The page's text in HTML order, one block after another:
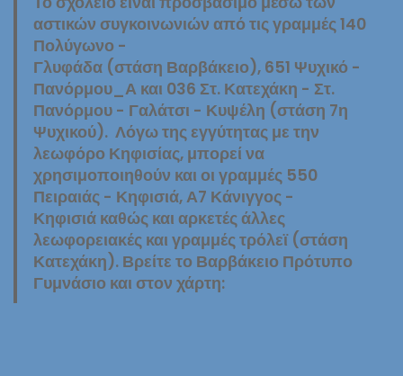
αστικών συγκοινωνιών από τις γραμμές 140
Πολύγωνο -
Γλυφάδα (στάση Βαρβάκειο), 651 Ψυχικό -
Πανόρμου_Α και 036 Στ. Κατεχάκη - Στ.
Πανόρμου - Γαλάτσι - Κυψέλη (στάση 7η
Ψυχικού). Λόγω της εγγύτητας με την
λεωφόρο Κηφισίας, μπορεί να
χρησιμοποιηθούν και οι γραμμές 550
Πειραιάς - Κηφισιά, Α7 Κάνιγγος -
Κηφισιά καθώς και αρκετές άλλες
λεωφορειακές και γραμμές τρόλεϊ (στάση
Κατεχάκη). Βρείτε το Βαρβάκειο Πρότυπο
Γυμνάσιο και στον χάρτη: